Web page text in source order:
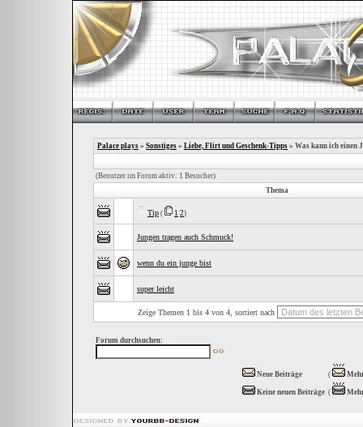
Palace plays » Sonstiges » Liebe, Flirt und Geschenk-Tipps » Was kann ich einen
(Benutzer im Forum aktiv: 1 Besucher)
Thema
Tip ( 1 2)
Jungen tragen auch Schmuck!
wenn du ein junge bist
super leicht
Zeige Themen 1 bis 4 von 4, sortiert nach
Forum durchsuchen:
Neue Beiträge (
Keine neuen Beiträge (